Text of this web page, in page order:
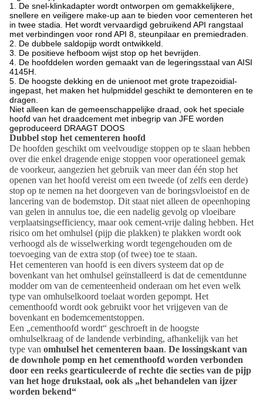
1. De snel-klinkadapter wordt ontworpen om gemakkelijkere,
snellere en veiligere make-up aan te bieden voor cementeren het
in twee stadia. Het wordt vervaardigd gebruikend API rangstaal
met verbindingen voor rond API 8, steunpilaar en premiedraden.
2. De dubbele saldopijp wordt ontwikkeld.
3. De positieve hefboom wijst stop op het bevrijden.
4. De hoofddelen worden gemaakt van de legeringsstaal van AISI
4145H.
5. De hoogste dekking en de unienoot met grote trapezoidial-
ingepast, het maken het hulpmiddel geschikt te demonteren en te
dragen.
Niet alleen kan de gemeenschappelijke draad, ook het speciale
hoofd van het draadcement met inbegrip van JFE worden
geproduceerd DRAAGT DOOS
Dubbel stop het cementeren hoofd
De hoofden geschikt om veelvoudige stoppen op te slaan hebben
over die enkel dragende enige stoppen voor operationeel gemak
de voorkeur, aangezien het gebruik van meer dan één stop het
openen van het hoofd vereist om een tweede (of zelfs een derde)
stop op te nemen na het doorgeven van de boringsvloeistof en de
lancering van de bodemstop. Dit staat niet alleen de opeenhoping
van gelen in annulus toe, die een nadelig gevolg op vloeibare
verplaatsingsefficiency, maar ook cement-vrije daling hebben. Het
risico om het omhulsel (pijp die plakken) te plakken wordt ook
verhoogd als de wisselwerking wordt tegengehouden om de
toevoeging van de extra stop (of twee) toe te staan.
Het cementeren van hoofd is een divers systeem dat op de
bovenkant van het omhulsel geïnstalleerd is dat de cementdunne
modder om van de cementeenheid onderaan om het even welk
type van omhulselkoord toelaat worden gepompt. Het
cementhoofd wordt ook gebruikt voor het vrijgeven van de
bovenkant en bodemcementstoppen.
Een „cementhoofd wordt“ geschroeft in de hoogste
omhulselkraag of de landende verbinding, afhankelijk van het
type van omhulsel het cementeren baan. De lossingskant van
de downhole pomp en het cementhoofd worden verbonden
door een reeks gearticuleerde of rechte die secties van de pijp
van het hoge drukstaal, ook als „het behandelen van ijzer
worden bekend“